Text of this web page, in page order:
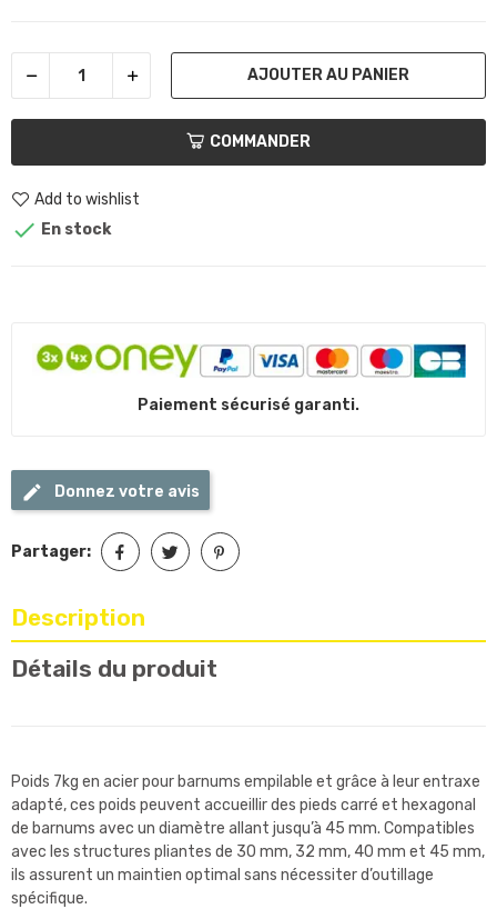
AJOUTER AU PANIER
COMMANDER
Add to wishlist
 En stock
Paiement sécurisé garanti.
Donnez votre avis
Partager:
Description
Détails du produit
Poids 7kg en acier pour barnums empilable et grâce à leur entraxe
adapté, ces poids peuvent accueillir des pieds carré et hexagonal
de barnums avec un diamètre allant jusqu’à 45 mm. Compatibles
avec les structures pliantes de 30 mm, 32 mm, 40 mm et 45 mm,
ils assurent un maintien optimal sans nécessiter d’outillage
spécifique.